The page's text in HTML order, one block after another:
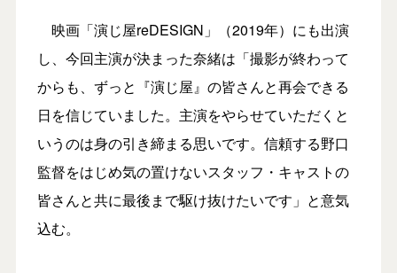
映画「演じ屋reDESIGN」（2019年）にも出演
し、今回主演が決まった奈緒は「撮影が終わって
からも、ずっと『演じ屋』の皆さんと再会できる
日を信じていました。主演をやらせていただくと
いうのは身の引き締まる思いです。信頼する野口
監督をはじめ気の置けないスタッフ・キャストの
皆さんと共に最後まで駆け抜けたいです」と意気
込む。